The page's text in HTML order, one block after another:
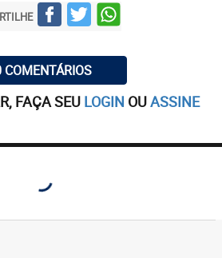
COMENTÁRIOS
FAÇA SEU LOGIN OUASSINE